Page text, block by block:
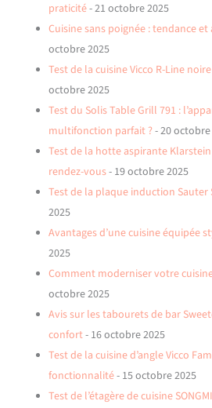
praticité- 21 octobre 2025
Cuisine sans poignée : tendance
octobre 2025
Test de la cuisine Vicco R-Line
octobre 2025
Test du Solis Table Grill 791 :
multifonction parfait ?- 20
Test de la hotte aspirante
rendez-vous- 19 octobre 2025
Test de la plaque induction Sauter
2025
Avantages d’une cuisine équipée
2025
Comment moderniser votre
octobre 2025
Avis sur les tabourets de bar
confort- 16 octobre 2025
Test de la cuisine d’angle Vicco
fonctionnalité- 15 octobre 2025
Test de l’étagère de cuisine